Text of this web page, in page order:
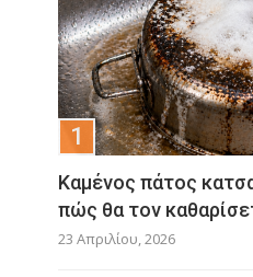
Καμένος πάτος
πώς θα τον
23 Απριλίου, 2026